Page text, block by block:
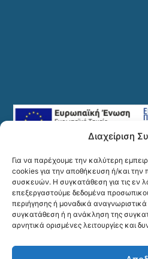
Διαχείριση
Για να παρέχουμε την καλύτερη
cookies για την αποθήκευση ή/και
συσκευών. Η συγκατάθεση για τις εν
επεξεργαστούμε δεδομένα
περιήγησης ή μοναδικά
συγκατάθεση ή η ανάκληση της
αρνητικά ορισμένες λειτουργίες και
© 2025Mediaspot – Κατασκευή
Tsirtsidis Α.